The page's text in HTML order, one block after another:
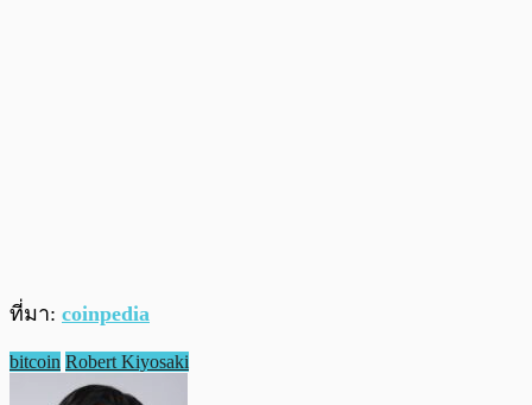
ที่มา: coinpedia
bitcoin Robert Kiyosaki